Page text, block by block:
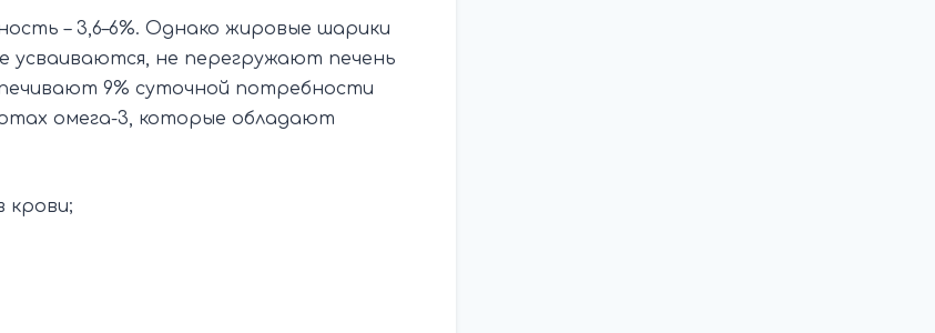
– 3,6–6%. Однако жировые шарики
усваиваются, не перегружают печень
9% суточной потребности
омега-3, которые обладают
крови;